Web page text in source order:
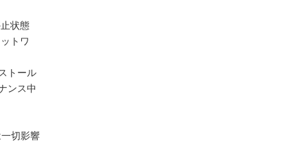
状態
トワ
トール
ンス中
切影響